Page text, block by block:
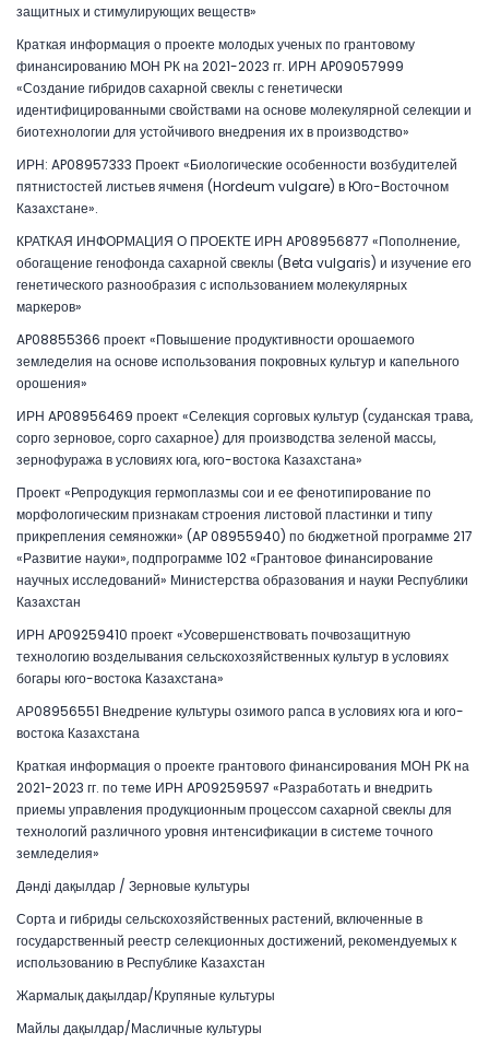
защитных и стимулирующих веществ»
Краткая информация о проекте молодых ученых по грантовому
финансированию МОН РК на 2021-2023 гг. ИРН AP09057999
«Создание гибридов сахарной свеклы с генетически
идентифицированными свойствами на основе молекулярной селекции и
биотехнологии для устойчивого внедрения их в производство»
ИРН: AP08957333 Проект «Биологические особенности возбудителей
пятнистостей листьев ячменя (Hordeum vulgare) в Юго-Восточном
Казахстане».
КРАТКАЯ ИНФОРМАЦИЯ О ПРОЕКТЕ ИРН AP08956877 «Пополнение,
обогащение генофонда сахарной свеклы (Beta vulgaris) и изучение его
генетического разнообразия с использованием молекулярных
маркеров»
AP08855366 проект «Повышение продуктивности орошаемого
земледелия на основе использования покровных культур и капельного
орошения»
ИРН AP08956469 проект «Селекция сорговых культур (суданская трава,
сорго зерновое, сорго сахарное) для производства зеленой массы,
зернофуража в условиях юга, юго-востока Казахстана»
Проект «Репродукция гермоплазмы сои и ее фенотипирование по
морфологическим признакам строения листовой пластинки и типу
прикрепления семяножки» (AP 08955940) по бюджетной программе 217
«Развитие науки», подпрограмме 102 «Грантовое финансирование
научных исследований» Министерства образования и науки Республики
Казахстан
ИРН AP09259410 проект «Усовершенствовать почвозащитную
технологию возделывания сельскохозяйственных культур в условиях
богары юго-востока Казахстана»
АР08956551 Внедрение культуры озимого рапса в условиях юга и юго-
востока Казахстана
Краткая информация о проекте грантового финансирования МОН РК на
2021-2023 гг. по теме ИРН AP09259597 «Разработать и внедрить
приемы управления продукционным процессом сахарной свеклы для
технологий различного уровня интенсификации в системе точного
земледелия»
Дәнді дақылдар / Зерновые культуры
Сорта и гибриды сельскохозяйственных растений, включенные в
государственный реестр селекционных достижений, рекомендуемых к
использованию в Республике Казахстан
Жармалық дақылдар/Крупяные культуры
Майлы дақылдар/Масличные культуры